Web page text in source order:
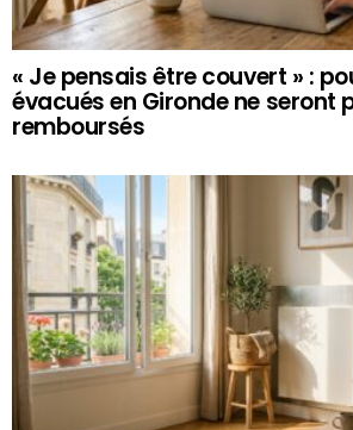
« Je pensais être couvert » :
évacués en Gironde ne seront
remboursés